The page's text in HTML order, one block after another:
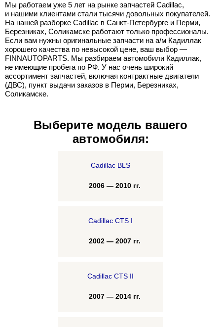
Мы работаем уже 5 лет на рынке запчастей Cadillac,
и нашими клиентами стали тысячи довольных покупателей.
На нашей разборке Cadillac в Санкт-Петербурге и Перми,
Березниках, Соликамске работают только профессионалы.
Если вам нужны оригинальные запчасти на а/м Кадиллак
хорошего качества по невысокой цене, ваш выбор —
FINNAUTOPARTS. Мы разбираем автомобили Кадиллак,
не имеющие пробега по РФ. У нас очень широкий
ассортимент запчастей, включая контрактные двигатели
(ДВС), пункт выдачи заказов в Перми, Березниках,
Соликамске.
Выберите модель вашего
автомобиля:
Cadillac BLS
2006 — 2010 гг.
Cadillac CTS I
2002 — 2007 гг.
Cadillac CTS II
2007 — 2014 гг.